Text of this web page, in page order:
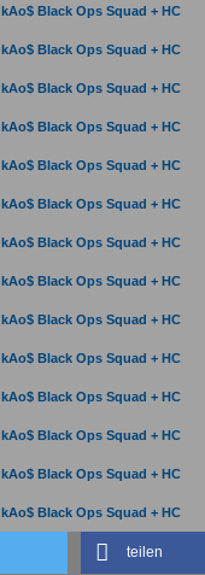
kAo$ Black Ops Squad + HC
kAo$ Black Ops Squad + HC
kAo$ Black Ops Squad + HC
kAo$ Black Ops Squad + HC
kAo$ Black Ops Squad + HC
kAo$ Black Ops Squad + HC
kAo$ Black Ops Squad + HC
kAo$ Black Ops Squad + HC
kAo$ Black Ops Squad + HC
kAo$ Black Ops Squad + HC
kAo$ Black Ops Squad + HC
kAo$ Black Ops Squad + HC
kAo$ Black Ops Squad + HC
kAo$ Black Ops Squad + HC
teilen